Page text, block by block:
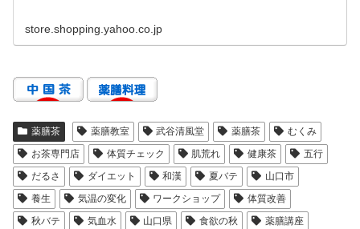
store.shopping.yahoo.co.jp
薬膳茶 薬膳教室 武谷清風堂 薬膳茶
むくみ
お茶専門店
体質チェック 肌荒れ 健康茶
五行
だるさ
ダイエット 和漢 夏バテ
山口市
養生
気温の変化 ワークショップ
体質改善
秋バテ
気血水 山口県 食欲の秋
薬膳講座